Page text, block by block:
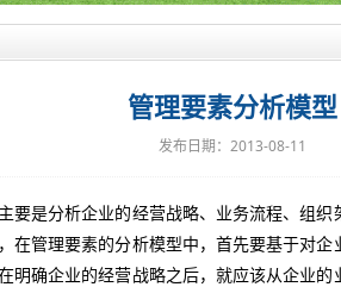
管理要素分析模型
发布日期：2013-08-11
是分析企业的经营战略、业务流程、组织
在管理要素的分析模型中，首先要基于对
明确企业的经营战略之后，就应该从企业